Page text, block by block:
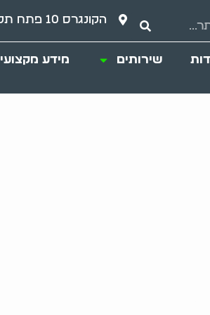
הקונגרס 10 פתח תקווה
שירותים מידע מקצועי